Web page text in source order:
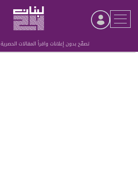
تصفّح بدون إعلانات واقرأ المقالات الحصرية
Advertisement